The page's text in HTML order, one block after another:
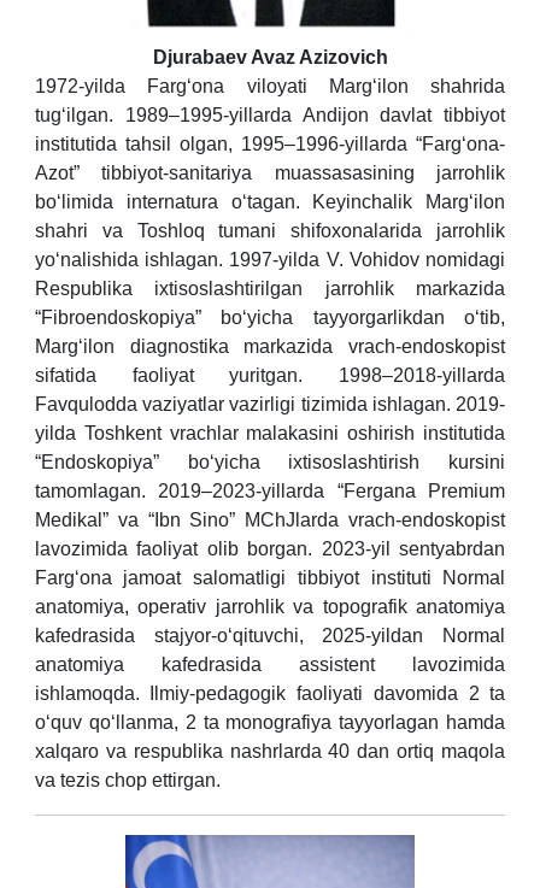
Djurabaev Avaz Azizovich
1972-yilda Farg‘ona viloyati Marg‘ilon shahrida
tug‘ilgan. 1989–1995-yillarda Andijon davlat tibbiyot
institutida tahsil olgan, 1995–1996-yillarda “Farg‘ona-
Azot” tibbiyot-sanitariya muassasasining jarrohlik
bo‘limida internatura o‘tagan. Keyinchalik Marg‘ilon
shahri va Toshloq tumani shifoxonalarida jarrohlik
yo‘nalishida ishlagan. 1997-yilda V. Vohidov nomidagi
Respublika ixtisoslashtirilgan jarrohlik markazida
“Fibroendoskopiya” bo‘yicha tayyorgarlikdan o‘tib,
Marg‘ilon diagnostika markazida vrach-endoskopist
sifatida faoliyat yuritgan. 1998–2018-yillarda
Favqulodda vaziyatlar vazirligi tizimida ishlagan. 2019-
yilda Toshkent vrachlar malakasini oshirish institutida
“Endoskopiya” bo‘yicha ixtisoslashtirish kursini
tamomlagan. 2019–2023-yillarda “Fergana Premium
Medikal” va “Ibn Sino” MChJlarda vrach-endoskopist
lavozimida faoliyat olib borgan. 2023-yil sentyabrdan
Farg‘ona jamoat salomatligi tibbiyot instituti Normal
anatomiya, operativ jarrohlik va topografik anatomiya
kafedrasida stajyor-o‘qituvchi, 2025-yildan Normal
anatomiya kafedrasida assistent lavozimida
ishlamoqda. Ilmiy-pedagogik faoliyati davomida 2 ta
o‘quv qo‘llanma, 2 ta monografiya tayyorlagan hamda
xalqaro va respublika nashrlarda 40 dan ortiq maqola
va tezis chop ettirgan.